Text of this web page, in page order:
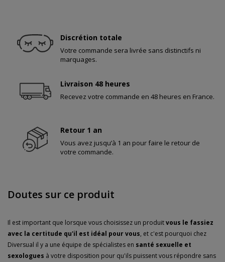
Discrétion totale
Votre commande sera livrée sans distinctifs ni
marquages.
Livraison 48 heures
Recevez votre commande en 48 heures en France.
Retour 1 an
Vous avez jusqu’à 1 an pour faire le retour de
votre commande.
Doutes sur ce produit
Il est important que lorsque vous choisissez un produitvous le fassiez
avec la certitude qu'il est idéal pour vous, et c'est pourquoi chez
Diversual il y a une équipe de spécialistes en santé sexuelle et
sexologues à votre disposition pour qu'ils puissent vous répondre sans